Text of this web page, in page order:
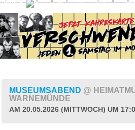
GAY
MUSEUMSABEND @
WARNEMÜNDE
AM 20.05.2026 (MITTWOCH) UM